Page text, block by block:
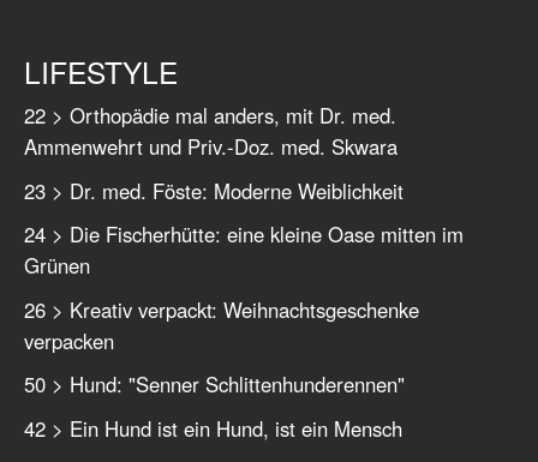
LIFESTYLE
22 > Orthopädie mal anders, mit Dr. med.
Ammenwehrt und Priv.-Doz. med. Skwara
23 > Dr. med. Föste: Moderne Weiblichkeit
24 > Die Fischerhütte: eine kleine Oase mitten im
Grünen
26 > Kreativ verpackt: Weihnachtsgeschenke
verpacken
50 > Hund: "Senner Schlittenhunderennen"
42 > Ein Hund ist ein Hund, ist ein Mensch